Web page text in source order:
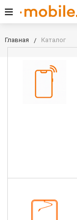
Главная Каталог